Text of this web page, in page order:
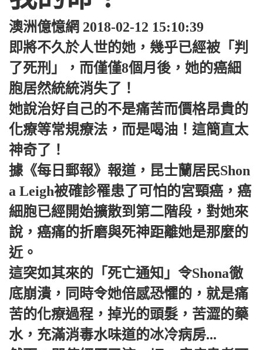
澳洲億憶網 2018-02-12 15:10:39
即將不久於人世的她，幾乎已經被「判
了死刑」，而僅僅8個月後，她的癌細
胞居然統統消失了！
她說治好自己的不是痛苦而價格昂貴的
化療等常規療法，而是喝油！這簡直太
神奇了！
據《每日郵報》報道，昆士蘭居民Shon
a Leigh被確診罹患了可怕的宮頸癌，癌
細胞已經開始擴散到第二階段，對她來
說，癌痛的折磨與死神距離她是那麼的
近。
這突如其來的「死亡通知」令Shona徹
底崩潰，同時令她倍感恐懼的，就是痛
苦的化療過程，掉光的頭髮，苦澀的藥
水，充滿消毒水味道的冰冷病房...